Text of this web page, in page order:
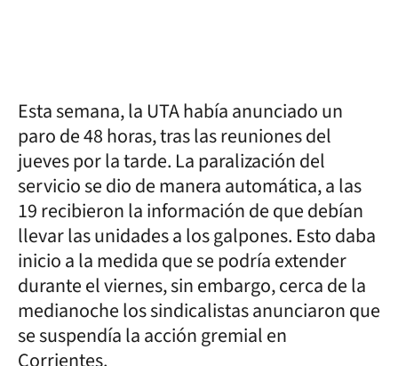
Esta semana, la UTA había anunciado un
paro de 48 horas, tras las reuniones del
jueves por la tarde. La paralización del
servicio se dio de manera automática, a las
19 recibieron la información de que debían
llevar las unidades a los galpones. Esto daba
inicio a la medida que se podría extender
durante el viernes, sin embargo, cerca de la
medianoche los sindicalistas anunciaron que
se suspendía la acción gremial en